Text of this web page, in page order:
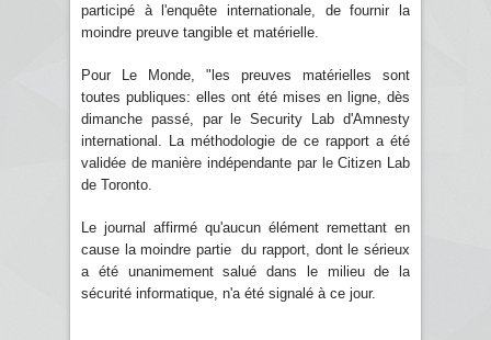
participé à l'enquête internationale, de fournir la
moindre preuve tangible et matérielle.
Pour Le Monde, "les preuves matérielles sont
toutes publiques: elles ont été mises en ligne, dès
dimanche passé, par le Security Lab d'Amnesty
international. La méthodologie de ce rapport a été
validée de manière indépendante par le Citizen Lab
de Toronto.
Le journal affirmé qu'aucun élément remettant en
cause la moindre partie du rapport, dont le sérieux
a été unanimement salué dans le milieu de la
sécurité informatique, n'a été signalé à ce jour.